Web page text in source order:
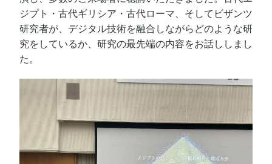
ジプト・古代ギリシア・古代ローマ、そしてビザンツ
研究者が、デジタル技術を融合しながらどのような研
究をしているか、研究の最先端の内容をお話ししまし
た。